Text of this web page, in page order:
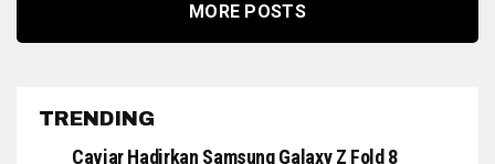
MORE POSTS
TRENDING
Caviar Hadirkan Samsung Galaxy Z Fold 8